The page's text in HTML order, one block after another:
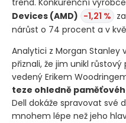
trend. Konkurenční
Devices (AMD) -1,21 %
nárůst o 74 procent a v
Analytici z Morgan
přiznali, že jim unikl
vedený Erikem
teze ohledně
Dell dokáže spravovat své
mnohem lépe než jeho